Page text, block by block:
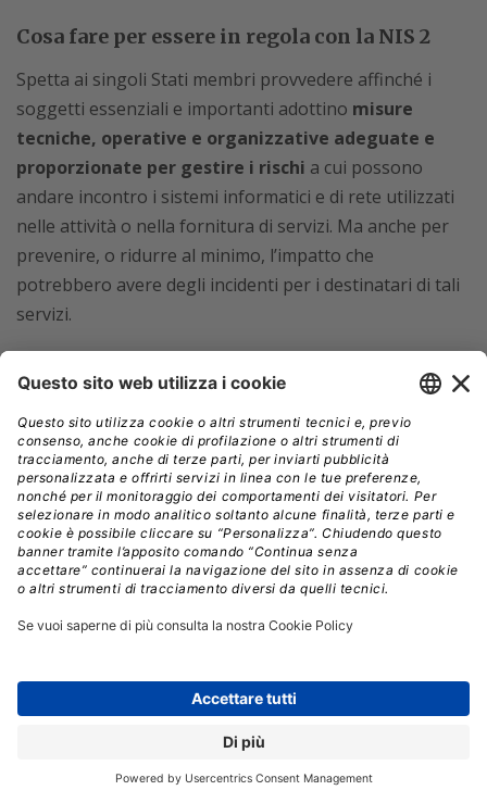
Cosa fare per essere in regola con la NIS 2
Spetta ai singoli Stati membri provvedere affinché i
soggetti essenziali e importanti adottino misure
tecniche, operative e organizzative adeguate e
proporzionate per gestire i rischi a cui possono
andare incontro i sistemi informatici e di rete utilizzati
nelle attività o nella fornitura di servizi. Ma anche per
prevenire, o ridurre al minimo, l’impatto che
potrebbero avere degli incidenti per i destinatari di tali
servizi.
Secondo quanto stabilito dalla NIS 2, le misure che i
soggetti essenziali e importanti devono mettere in atto
devono essere basate su unapproccio multirischio
mirante a proteggere i sistemi informatici e di rete e il
loro ambiente fisico da incidenti. In tal senso, dette
misure devonocomprenderealmenogli elementi
seguenti:
politiche dianalisi dei rischie di sicurezza dei
sistemi informatici;
piani per lacontinuità operativa, come la gestione
del backup e il ripristino in caso di disastro, e di
sicurezza della supply chain, compresi aspetti